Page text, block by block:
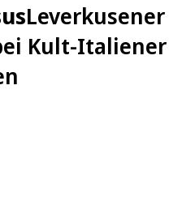
Leverkusener
Kult-Italiener